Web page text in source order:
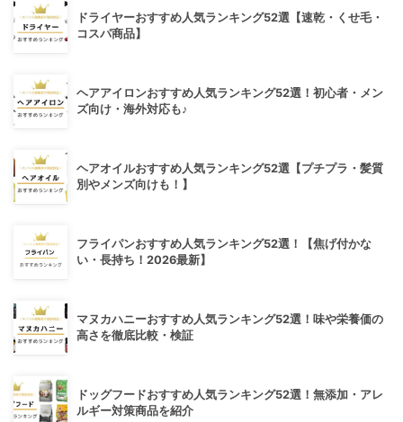
ドライヤーおすすめ人気ランキング52選【速乾・くせ毛・
コスパ商品】
ヘアアイロンおすすめ人気ランキング52選！初心者・メン
ズ向け・海外対応も♪
ヘアオイルおすすめ人気ランキング52選【プチプラ・髪質
別やメンズ向けも！】
フライパンおすすめ人気ランキング52選！【焦げ付かな
い・長持ち！2026最新】
マヌカハニーおすすめ人気ランキング52選！味や栄養価の
高さを徹底比較・検証
ドッグフードおすすめ人気ランキング52選！無添加・アレ
ルギー対策商品を紹介